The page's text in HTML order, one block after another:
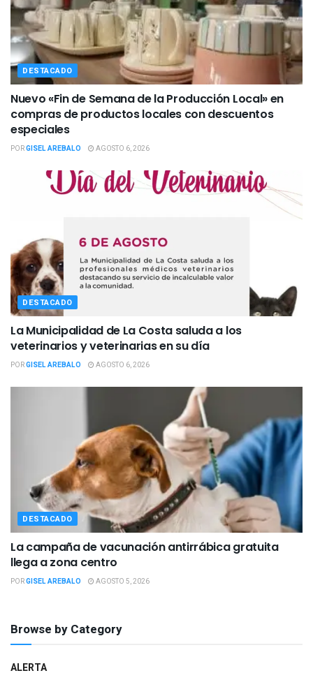
DESTACADO
Nuevo «Fin de Semana de la Producción Local» en
compras de productos locales con descuentos
especiales
PORGISEL AREBALO AGOSTO 6, 2026
DESTACADO
La Municipalidad de La Costa saluda a los
veterinarios y veterinarias en su día
PORGISEL AREBALO AGOSTO 6, 2026
DESTACADO
La campaña de vacunación antirrábica gratuita
llega a zona centro
PORGISEL AREBALO AGOSTO 5, 2026
Browse by Category
ALERTA